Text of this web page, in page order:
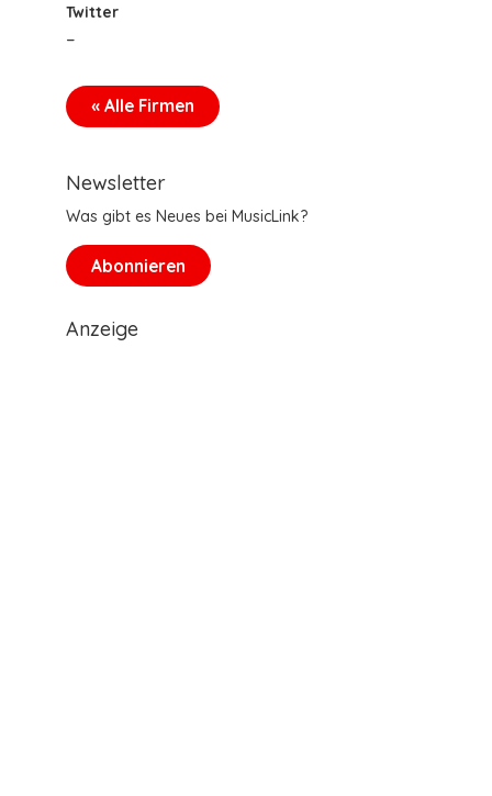
Twitter
–
« Alle Firmen
Newsletter
Was gibt es Neues bei MusicLink?
Abonnieren
Anzeige